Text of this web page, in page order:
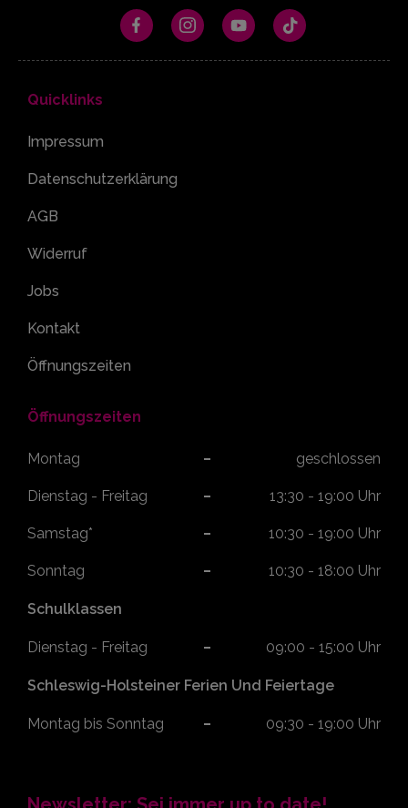
Quicklinks
Impressum
Datenschutzerklärung
AGB
Widerruf
Jobs
Kontakt
Öffnungszeiten
Öffnungszeiten
Montag geschlossen
Dienstag - Freitag 13:30 - 19:00 Uhr
Samstag* 10:30 - 19:00 Uhr
Sonntag 10:30 - 18:00 Uhr
Schulklassen
Dienstag - Freitag 09:00 - 15:00 Uhr
Schleswig-Holsteiner Ferien Und Feiertage
Montag bis Sonntag 09:30 - 19:00 Uhr